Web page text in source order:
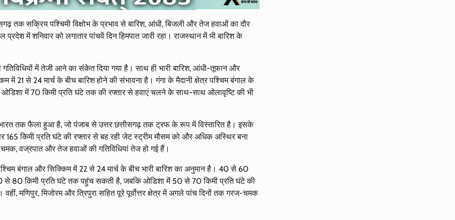
तक सक्रिय पश्चिमी विक्षोभ के प्रभाव से बारिश, आंधी, बिजली और तेज हवाओं का दौर
में शनिवार को लगातार पांचवें दिन हिमपात जारी रहा। राजस्थान में भी बारिश के
गतिविधियों में तेजी आने का संकेत दिया गया है। साथ ही भारी बारिश, आंधी-तूफान और
में 21 से 24 मार्च के बीच बारिश होने की संभावना है। गंगा के मैदानी क्षेत्र पश्चिम बंगाल के
में 70 किमी प्रति घंटे तक की रफ्तार से हवाएं चलने के साथ-साथ ओलावृष्टि की भी
भारत तक फैला हुआ है, जो पंजाब से उत्तर छत्तीसगढ़ तक ट्रफ के रूप में विस्तारित है। इसके
किमी प्रति घंटे की रफ्तार से बह रही जेट स्ट्रीम मौसम को और अधिक अस्थिर बना
वज्रपात और तेज हवाओं की गतिविधियां तेज हो गई हैं।
बंगाल और सिक्किम में 22 से 24 मार्च के बीच भारी बारिश का अनुमान है। 40 से 60
से 80 किमी प्रति घंटे तक पहुंच सकती है, जबकि ओडिशा में 50 से 70 किमी प्रति घंटे की
मिजोरम और त्रिपुरा सहित पूरे पूर्वोत्तर क्षेत्र में अगले पांच दिनों तक गरज-चमक